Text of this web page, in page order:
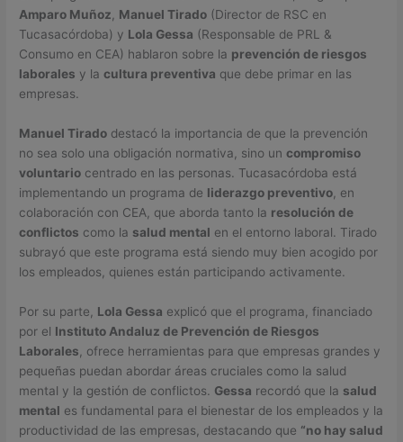
Amparo Muñoz, Manuel Tirado (Director de RSC en
Tucasacórdoba) y Lola Gessa (Responsable de PRL &
Consumo en CEA) hablaron sobre la prevención de riesgos
laborales y lacultura preventiva que debe primar en las
empresas.
Manuel Tirado destacó la importancia de que la prevención
no sea solo una obligación normativa, sino uncompromiso
voluntario centrado en las personas. Tucasacórdoba está
implementando un programa de liderazgo preventivo, en
colaboración con CEA, que aborda tanto la resolución de
conflictos como la salud mental en el entorno laboral. Tirado
subrayó que este programa está siendo muy bien acogido por
los empleados, quienes están participando activamente.
Por su parte, Lola Gessa explicó que el programa, financiado
por el Instituto Andaluz de Prevención de Riesgos
Laborales, ofrece herramientas para que empresas grandes y
pequeñas puedan abordar áreas cruciales como la salud
mental y la gestión de conflictos. Gessa recordó que la salud
mental es fundamental para el bienestar de los empleados y la
productividad de las empresas, destacando que “no hay salud